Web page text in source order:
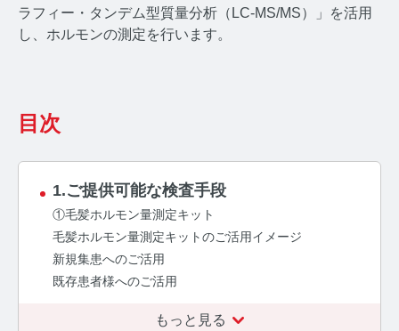
テストステロン
PMSコラム TOP
更年期
ラフィー・タンデム型質量分析（LC-MS/MS）」を活用
し、ホルモンの測定を⾏います。
目次
1.ご提供可能な検査手段
①毛髪ホルモン量測定キット
毛髪ホルモン量測定キットのご活用イメージ
新規集患へのご活用
既存患者様へのご活用
もっと見る